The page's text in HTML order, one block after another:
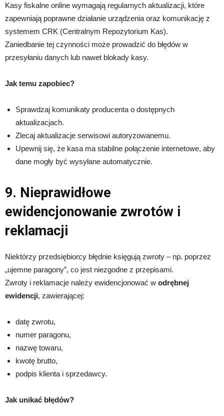
Kasy fiskalne online wymagają regularnych aktualizacji, które
zapewniają poprawne działanie urządzenia oraz komunikację z
systemem CRK (Centralnym Repozytorium Kas).
Zaniedbanie tej czynności może prowadzić do błędów w
przesyłaniu danych lub nawet blokady kasy.
Jak temu zapobiec?
Sprawdzaj komunikaty producenta o dostępnych
aktualizacjach.
Zlecaj aktualizacje serwisowi autoryzowanemu.
Upewnij się, że kasa ma stabilne połączenie internetowe, aby
dane mogły być wysyłane automatycznie.
9. Nieprawidłowe
ewidencjonowanie zwrotów i
reklamacji
Niektórzy przedsiębiorcy błędnie księgują zwroty – np. poprzez
„ujemne paragony”, co jest niezgodne z przepisami.
Zwroty i reklamacje należy ewidencjonować w odrębnej
ewidencji, zawierającej:
datę zwrotu,
numer paragonu,
nazwę towaru,
kwotę brutto,
podpis klienta i sprzedawcy.
Jak unikać błędów?